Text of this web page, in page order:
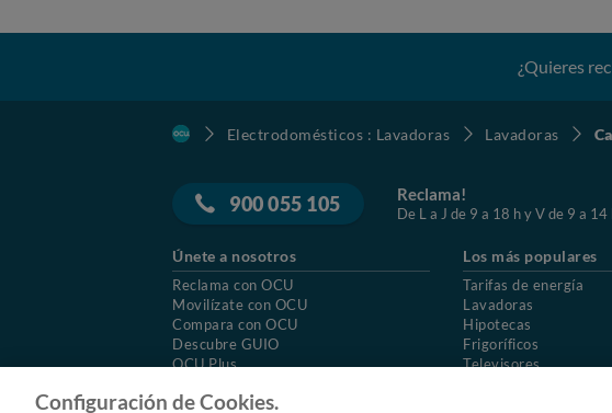
¿Quieres
Electrodomésticos : Lavadoras Lavadoras
900 055 105 Reclama!
De L a J de 9 a 18 h y V de 9 a 14
Únete a nosotros
Reclama con OCU
Movilízate con OCU
Compara con OCU
Descubre GUIO
OCU Plus
Los más populares
Tarifas de energía
Lavadoras
Hipotecas
Frigoríficos
Televisores
Configuración de Cookies.